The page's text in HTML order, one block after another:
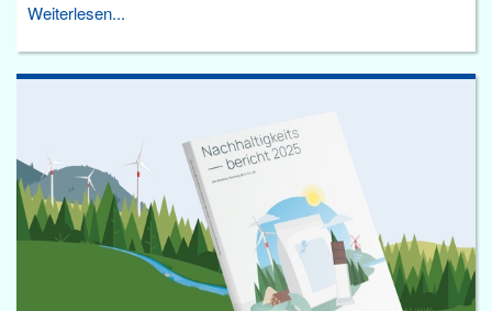
Weiterlesen...